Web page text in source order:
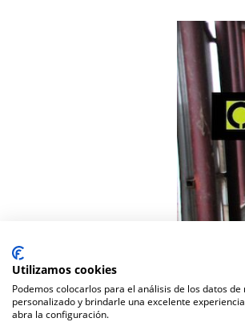
Utilizamos cookies
Podemos colocarlos para el análisis de los datos
personalizado y brindarle una excelente
abra la configuración.